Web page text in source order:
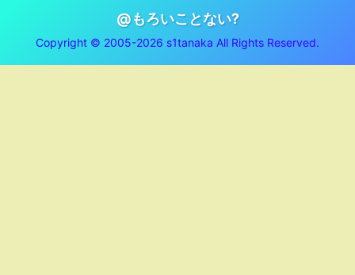
@もろいことない?
Copyright © 2005-2026 s1tanaka All Rights Reserved.